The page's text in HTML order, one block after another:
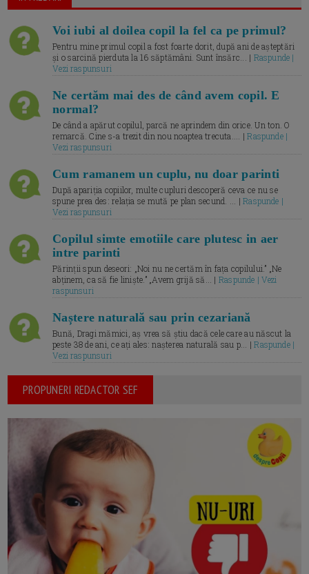
Voi iubi al doilea copil la fel ca pe primul?
Pentru mine primul copil a fost foarte dorit, după ani de așteptări
și o sarcină pierduta la 16 săptămâni. Sunt însărc... | Raspunde |
Vezi raspunsuri
Ne certăm mai des de când avem copil. E
normal?
De când a apărut copilul, parcă ne aprindem din orice. Un ton. O
remarcă. Cine s-a trezit din nou noaptea trecuta.... |Raspunde |
Vezi raspunsuri
Cum ramanem un cuplu, nu doar parinti
După apariția copiilor, multe cupluri descoperă ceva ce nu se
spune prea des: relația se mută pe plan secund. ... |Raspunde |
Vezi raspunsuri
Copilul simte emotiile care plutesc in aer
intre parinti
Părinții spun deseori: „Noi nu ne certăm în fața copilului.” „Ne
abținem, ca să fie liniște.” „Avem grijă să... | Raspunde | Vezi
raspunsuri
Naștere naturală sau prin cezariană
Bună, Dragi mămici, aș vrea să știu dacă cele care au născut la
peste 38 de ani, ce ați ales: nașterea naturală sau p... |Raspunde |
Vezi raspunsuri
PROPUNERI REDACTOR SEF